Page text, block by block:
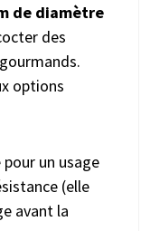
de diamètre
des
options
un usage
(elle
avant la